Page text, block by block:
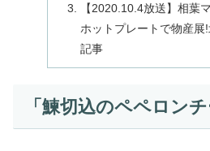
【2020.10.4放送】相葉
ホットプレートで物産展
記事
「鰊切込のペペロン